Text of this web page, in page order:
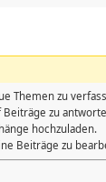
Themen zu
Beiträge zu
hochzuladen.
Beiträge zu